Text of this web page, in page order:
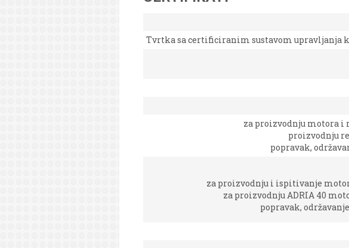
Tvrtka sa certificiranim sustavom upravljanja
za proizvodnju motora i
proizvodnju
popravak,
za proizvodnju i ispitivanje
za proizvodnju ADRIA 40
popravak,